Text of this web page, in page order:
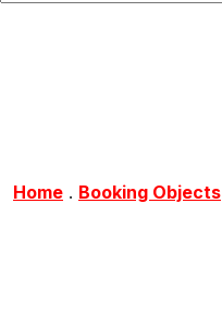
Home . Booking Objects